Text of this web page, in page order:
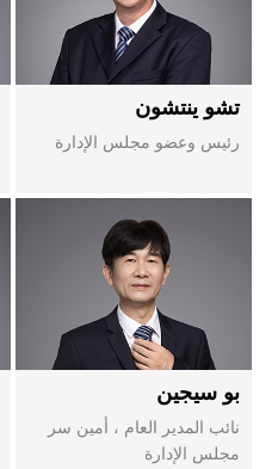
1990
1988
تشو ينتشون
رئيس وعضو مجلس الإدارة
بو سيجين
نائب المدير العام ، أمين سر
مجلس الإدارة